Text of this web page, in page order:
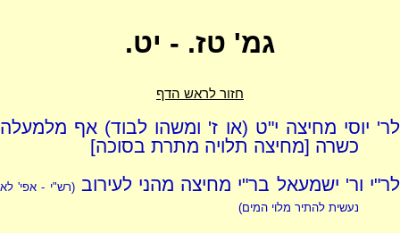
גמ' טז. - יט.
חזור לראש הדף
לר' יוסי מחיצה י"ט (או ז' ומשהו לבוד) אף מלמעלה
כשרה [מחיצה תלויה מתרת בסוכה]
לר"י ור' ישמעאל בר"י מחיצה מהני לעירוב(רש"י - אפי' לא
נעשית להתיר מלוי המים)